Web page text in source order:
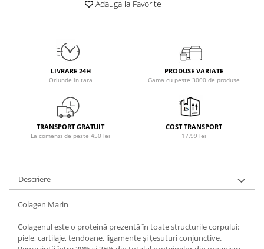
Power System
Puritan`s Pride
Raw Nutrition
REDCON1
RIPT
Scitec
Scivation
Skill Nutrition
Smart Shake
Adauga la Favorite
LIVRARE 24H
Oriunde in tara
PRODUSE VARIATE
Gama cu peste 3000 de produse
TRANSPORT GRATUIT
La comenzi de peste 450 lei
COST TRANSPORT
17.99 lei
Descriere
Colagen Marin
Colagenul este o proteină prezentă în toate structurile corpului:
piele, cartilaje, tendoane, ligamente și țesuturi conjunctive.